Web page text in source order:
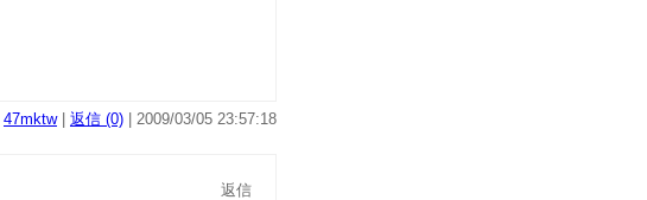
47mktw| 返信 (0) | 2009/03/05 23:57:18
返信